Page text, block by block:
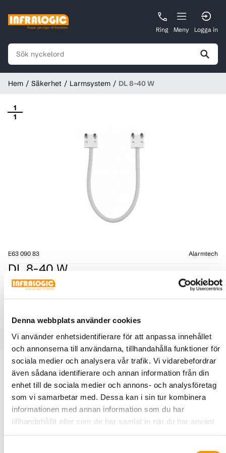
Denna webbplats använder cookies
Vi använder enhetsidentifierare för att anpassa innehållet
och annonserna till användarna, tillhandahålla funktioner för
sociala medier och analysera vår trafik. Vi vidarebefordrar
även sådana identifierare och annan information från din
enhet till de sociala medier och annons- och analysföretag
som vi samarbetar med. Dessa kan i sin tur kombinera
informationen med annan information som du har
tillhandahållit eller som de har samlat in när du har använt
Ring Meny Logga in
Hem Säkerhet Larmsystem DL 8-40 W
1
1
E63 090 83 Alarmtech
DL 8-40 W
DL 8-serien är karmöverföringar som förenklar och
skyddar överföringen av kabeln från fönster och dörrar
till karm.
Produktbeskrivning Specifikationer
De består av en lång flexibel och rostfri metallslang samt
två fästplattor med låsrillor som håller fast den rostfria
slangen och ger en trygg och säker installation. Den
rostfria slangen finns också plastöverdragen i vit eller brun